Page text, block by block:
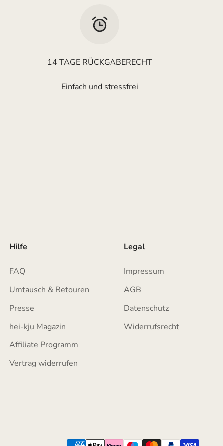
14 TAGE RÜCKGABERECHT
Einfach und stressfrei
Hilfe
FAQ
Umtausch & Retouren
Presse
hei-kju Magazin
Affiliate Programm
Vertrag widerrufen
Legal
Impressum
AGB
Datenschutz
Widerrufsrecht